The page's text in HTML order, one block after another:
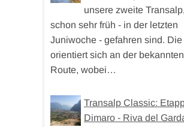
unsere zweite
schon sehr früh - in der letzten
Juniwoche - gefahren sind.
orientiert sich an der
Route, wobei…
Transalp Classic:
Dimaro - Riva del